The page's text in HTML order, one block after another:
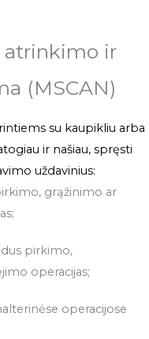
atrinkimo ir
(MSCAN)
su kaupikliu arba
ir našiau, spręsti
uždavinius:
grąžinimo ar
pirkimo,
operacijas;
operacijose